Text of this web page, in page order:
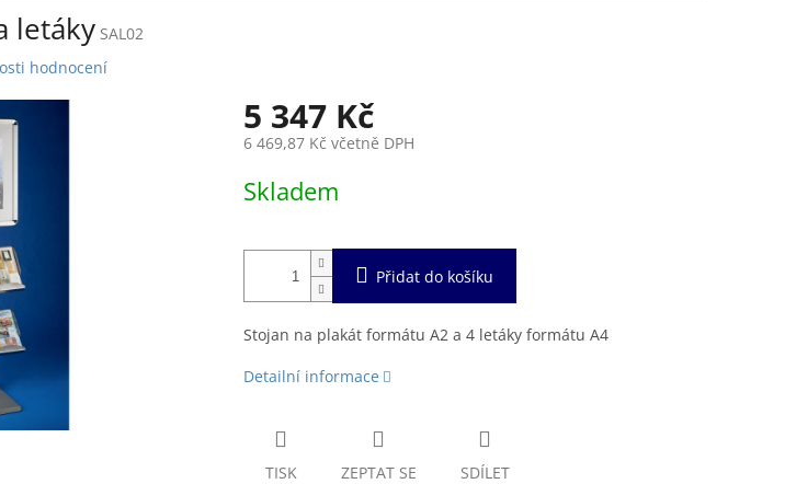
letáky SAL02
hodnocení
5 347 Kč
6 469,87 Kč včetně DPH
cena:
Skladem
Přidat do košíku
Stojan na plakát formátu A2 a 4 letáky formátu A4
Detailní informace
TISK ZEPTAT SE SDÍLET